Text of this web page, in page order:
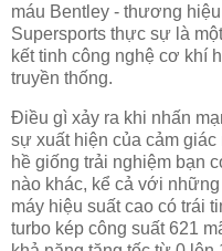
máu Bentley - thương
Supersports thực sự là
kết tinh công nghệ cơ khí
truyền thống.
Điều gì xảy ra khi nhấn
sự xuất hiện của cảm
hề giống trải nghiệm bạn
nào khác, kể cả với
máy hiệu suất cao có trái
turbo kép công suất 621